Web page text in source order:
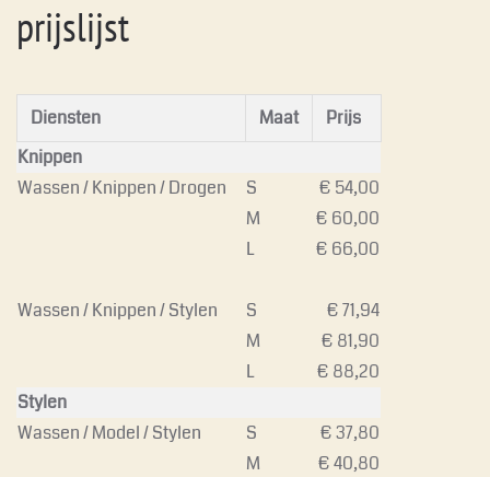
prijslijst
Diensten Maat
Prijs
Knippen
Wassen / Knippen / Drogen
S
€ 54,00
M
€ 60,00
L
€ 66,00
Wassen / Knippen / Stylen S
€ 71,94
M
€ 81,90
L
€ 88,20
Stylen
Wassen / Model / Stylen
S
€ 37,80
M
€ 40,80